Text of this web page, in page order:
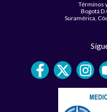
Términos
Bogotá
Suramérica,